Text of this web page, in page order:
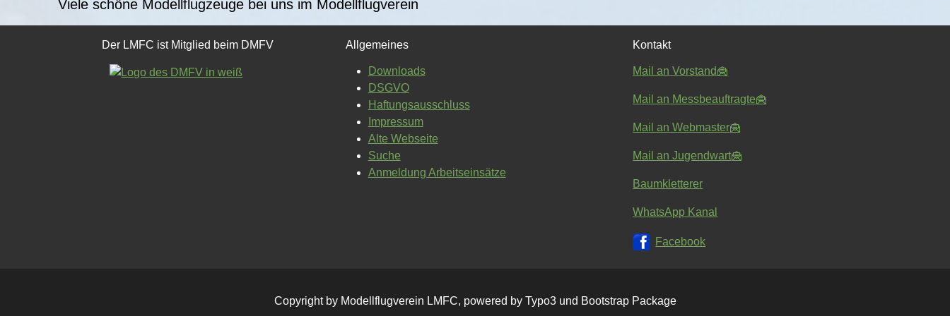
Viele schöne Modellflugzeuge bei uns im Modellflugverein
Der LMFC ist Mitglied beim DMFV Allgemeines
Downloads
DSGVO
Haftungsausschluss
Impressum
Alte Webseite
Suche
Anmeldung Arbeitseinsätze
Kontakt
Mail an Vorstand
Mail an Messbeauftragte
Mail an Webmaster
Mail an Jugendwart
Baumkletterer
WhatsApp Kanal
Facebook
Copyright by Modellflugverein LMFC, powered by Typo3 und Bootstrap Package